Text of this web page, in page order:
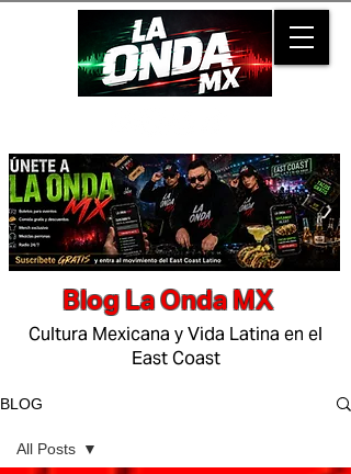
Blog La Onda MX
Cultura Mexicana y Vida Latina en el
East Coast
BLOG
All Posts